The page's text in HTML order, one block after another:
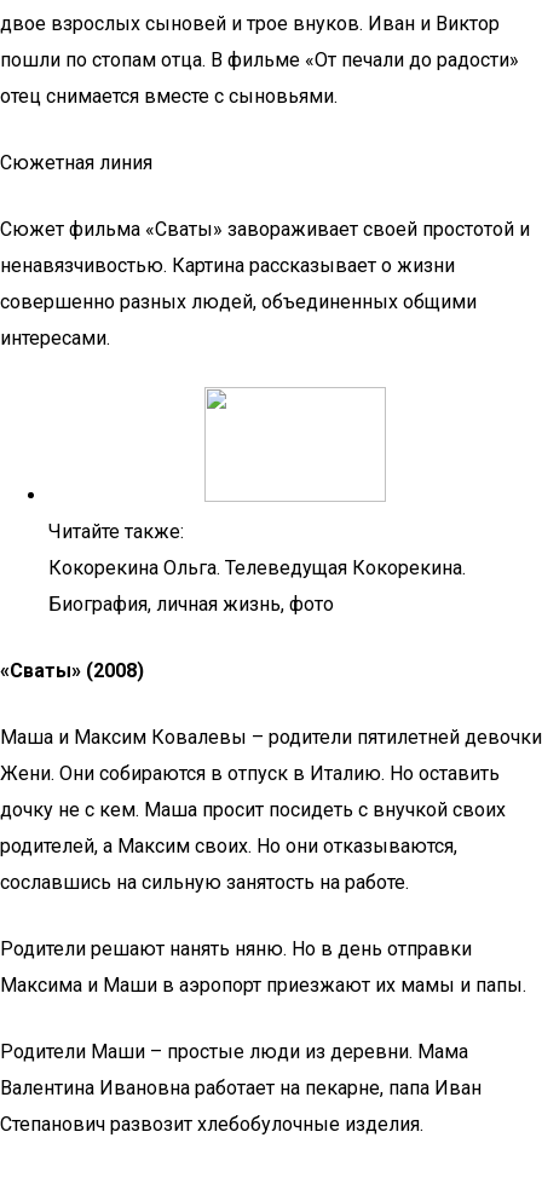
двое взрослых сыновей и трое внуков. Иван и Виктор
пошли по стопам отца. В фильме «От печали до радости»
отец снимается вместе с сыновьями.
Сюжетная линия
Сюжет фильма «Сваты» завораживает своей простотой и
ненавязчивостью. Картина рассказывает о жизни
совершенно разных людей, объединенных общими
интересами.
Читайте также:
Кокорекина Ольга. Телеведущая Кокорекина.
Биография, личная жизнь, фото
«Сваты» (2008)
Маша и Максим Ковалевы – родители пятилетней девочки
Жени. Они собираются в отпуск в Италию. Но оставить
дочку не с кем. Маша просит посидеть с внучкой своих
родителей, а Максим своих. Но они отказываются,
сославшись на сильную занятость на работе.
Родители решают нанять няню. Но в день отправки
Максима и Маши в аэропорт приезжают их мамы и папы.
Родители Маши – простые люди из деревни. Мама
Валентина Ивановна работает на пекарне, папа Иван
Степанович развозит хлебобулочные изделия.